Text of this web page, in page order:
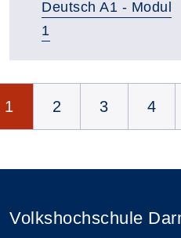
Deutsch A1 - Modul
1
1 2 3 4
Volkshochschule